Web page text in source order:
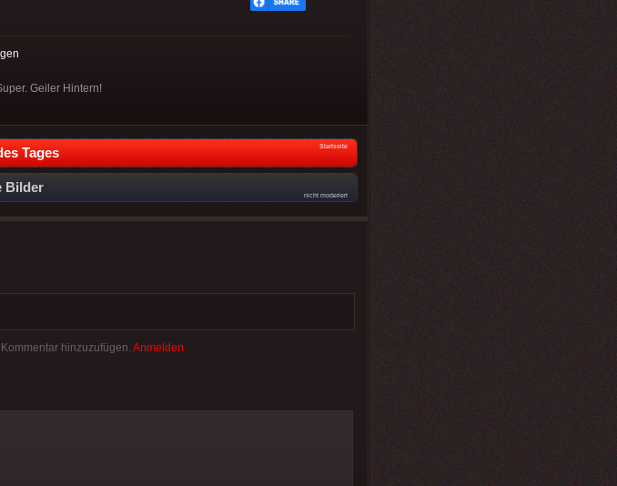
Geiler Hintern!
Tages Startseite
Bilder
nicht moderiert
hinzuzufügen. Anmelden